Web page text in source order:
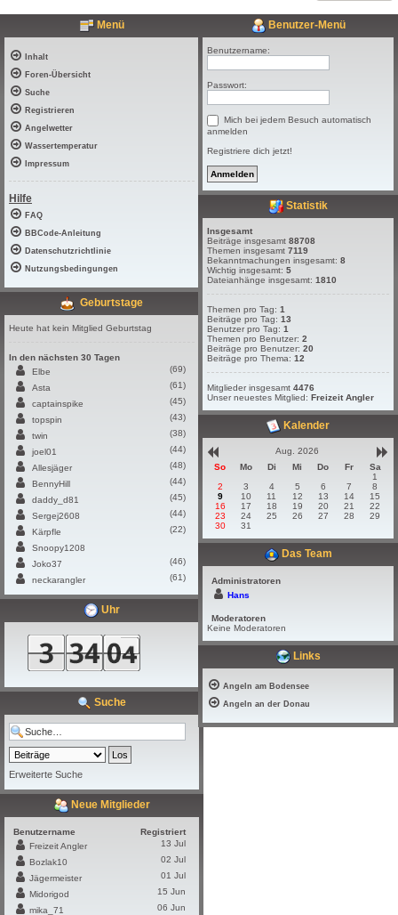
Menü
Inhalt
Foren-Übersicht
Suche
Registrieren
Angelwetter
Wassertemperatur
Impressum
Hilfe
FAQ
BBCode-Anleitung
Datenschutzrichtlinie
Nutzungsbedingungen
Geburtstage
Heute hat kein Mitglied Geburtstag
In den nächsten 30 Tagen
Elbe
(69)
Asta
(61)
captainspike
(45)
topspin
(43)
twin
(38)
joel01
(44)
Allesjäger
(48)
BennyHill
(44)
daddy_d81
(45)
Sergej2608
(44)
Kärpfle
(22)
Snoopy1208
Joko37
(46)
neckarangler
(61)
Uhr
Suche
Erweiterte Suche
Neue Mitglieder
Benutzername
Registriert
Freizeit Angler
13 Jul
Bozlak10
02 Jul
Jägermeister
01 Jul
Midorigod
15 Jun
mika_71
06 Jun
Benutzer-Menü
Benutzername:
Passwort:
Mich bei jedem Besuch automatisch
anmelden
Registriere dich jetzt!
Statistik
Insgesamt
Beiträge insgesamt88708
Themen insgesamt7119
Bekanntmachungen insgesamt:8
Wichtig insgesamt:5
Dateianhänge insgesamt:1810
Themen pro Tag:1
Beiträge pro Tag:13
Benutzer pro Tag:1
Themen pro Benutzer:2
Beiträge pro Benutzer:20
Beiträge pro Thema:12
Mitglieder insgesamt4476
Unser neuestes Mitglied:Freizeit Angler
Kalender
Aug. 2026
So
Mo Di Mi Do Fr
Sa
1
2
3 4 5 6 7
8
9
10 11 12 13 14
15
16
17 18 19 20 21
22
23
24 25 26 27 28
29
30
31
Das Team
Administratoren
Hans
Moderatoren
Keine Moderatoren
Links
Angeln am Bodensee
Angeln an der Donau